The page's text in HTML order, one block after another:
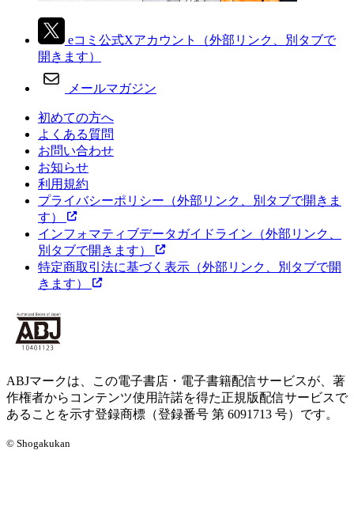
eコミ公式Xアカウント
（外部リンク、別タブで
開きます）
メールマガジン
初めての方へ
よくある質問
お問い合わせ
お知らせ
利用規約
プライバシーポリシー （外部リンク、別タブで開きま
す）
インフォマティブデータガイドライン （外部リンク、
別タブで開きます）
特定商取引法に基づく表示 （外部リンク、別タブで開
きます）
ABJマークは、この電子書店・電子書籍配信サービスが、著
作権者からコンテンツ使用許諾を得た正規版配信サービスで
あることを示す登録商標（登録番号 第 6091713 号）です。
© Shogakukan